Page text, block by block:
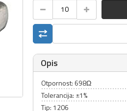
Opis
Otpornost: 698Ω
Tolerancija: ±1%
Tip: 1206